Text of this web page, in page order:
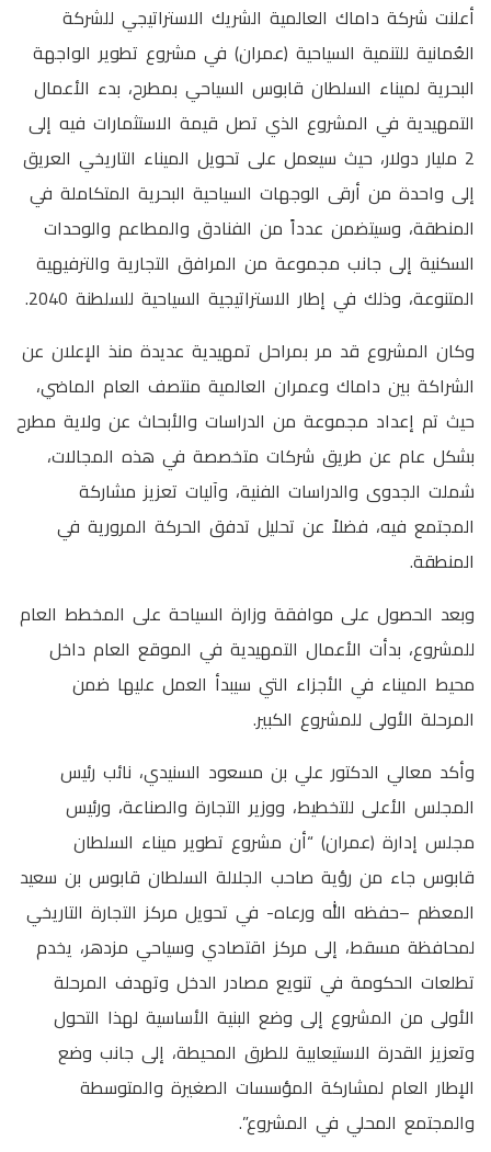
أعلنت شركة داماك العالمية الشريك الاستراتيجي للشركة
العُمانية للتنمية السياحية (عمران) في مشروع تطوير الواجهة
البحرية لميناء السلطان قابوس السياحي بمطرح، بدء الأعمال
التمهيدية في المشروع الذي تصل قيمة الاستثمارات فيه إلى
2 مليار دولار، حيث سيعمل على تحويل الميناء التاريخي العريق
إلى واحدة من أرقى الوجهات السياحية البحرية المتكاملة في
المنطقة، وسيتضمن عدداً من الفنادق والمطاعم والوحدات
السكنية إلى جانب مجموعة من المرافق التجارية والترفيهية
المتنوعة، وذلك في إطار الاستراتيجية السياحية للسلطنة 2040.
وكان المشروع قد مر بمراحل تمهيدية عديدة منذ الإعلان عن
الشراكة بين داماك وعمران العالمية منتصف العام الماضي،
حيث تم إعداد مجموعة من الدراسات والأبحاث عن ولاية مطرح
بشكل عام عن طريق شركات متخصصة في هذه المجالات،
شملت الجدوى والدراسات الفنية، وآليات تعزيز مشاركة
المجتمع فيه، فضلاً عن تحليل تدفق الحركة المرورية في
المنطقة.
وبعد الحصول على موافقة وزارة السياحة على المخطط العام
للمشروع، بدأت الأعمال التمهيدية في الموقع العام داخل
محيط الميناء في الأجزاء التي سيبدأ العمل عليها ضمن
المرحلة الأولى للمشروع الكبير.
وأكد معالي الدكتور علي بن مسعود السنيدي، نائب رئيس
المجلس الأعلى للتخطيط، ووزير التجارة والصناعة، ورئيس
مجلس إدارة (عمران) “أن مشروع تطوير ميناء السلطان
قابوس جاء من رؤية صاحب الجلالة السلطان قابوس بن سعيد
المعظم –حفظه الله ورعاه- في تحويل مركز التجارة التاريخي
لمحافظة مسقط، إلى مركز اقتصادي وسياحي مزدهر، يخدم
تطلعات الحكومة في تنويع مصادر الدخل وتهدف المرحلة
الأولى من المشروع إلى وضع البنية الأساسية لهذا التحول
وتعزيز القدرة الاستيعابية للطرق المحيطة، إلى جانب وضع
الإطار العام لمشاركة المؤسسات الصغيرة والمتوسطة
والمجتمع المحلي في المشروع”.